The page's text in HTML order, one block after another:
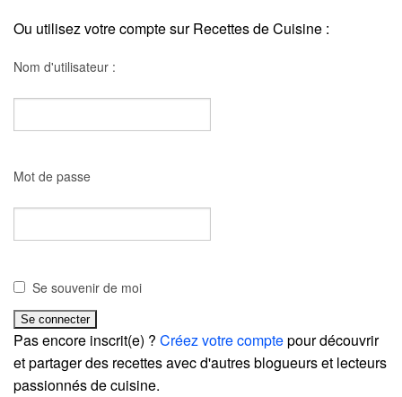
Ou utilisez votre compte sur Recettes de Cuisine :
Nom d'utilisateur :
Mot de passe
Se souvenir de moi
Pas encore inscrit(e) ? Créez votre comptepour découvrir
et partager des recettes avec d'autres blogueurs et lecteurs
passionnés de cuisine.